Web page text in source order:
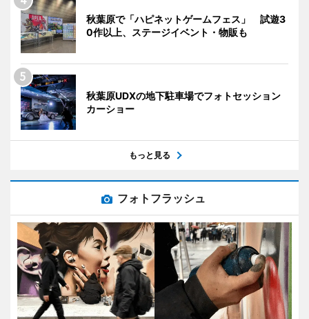
秋葉原で「ハピネットゲームフェス」 試遊3
0作以上、ステージイベント・物販も
秋葉原UDXの地下駐車場でフォトセッション
カーショー
もっと見る
フォトフラッシュ